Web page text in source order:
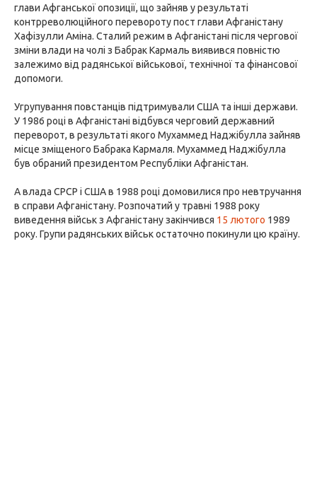
глави Афганської опозиції, що зайняв у результаті
контрреволюційного перевороту пост глави Афганістану
Хафізулли Аміна. Сталий режим в Афганістані після чергової
зміни влади на чолі з Бабрак Кармаль виявився повністю
залежимо від радянської військової, технічної та фінансової
допомоги.
Угрупування повстанців підтримували США та інші держави.
У 1986 році в Афганістані відбувся черговий державний
переворот, в результаті якого Мухаммед Наджібулла зайняв
місце зміщеного Бабрака Кармаля. Мухаммед Наджібулла
був обраний президентом Республіки Афганістан.
А влада СРСР і США в 1988 році домовилися про невтручання
в справи Афганістану. Розпочатий у травні 1988 року
виведення військ з Афганістану закінчився 15 лютого 1989
року. Групи радянських військ остаточно покинули цю країну.